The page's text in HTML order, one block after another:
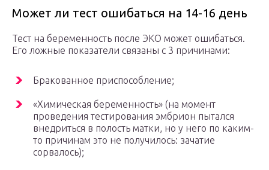
Может ли тест ошибаться на 14-16 день
Тест на беременность после ЭКО может ошибаться.
Его ложные показатели связаны с 3 причинами:
Бракованное приспособление;
«Химическая беременность» (на момент
проведения тестирования эмбрион пытался
внедриться в полость матки, но у него по каким-
то причинам это не получилось: зачатие
сорвалось);